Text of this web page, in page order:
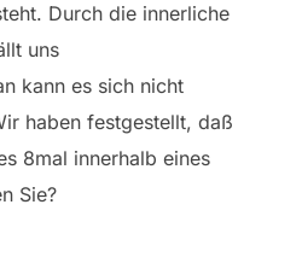
Durch die innerliche
uns
kann es sich nicht
haben festgestellt, daß
8mal innerhalb eines
Sie?